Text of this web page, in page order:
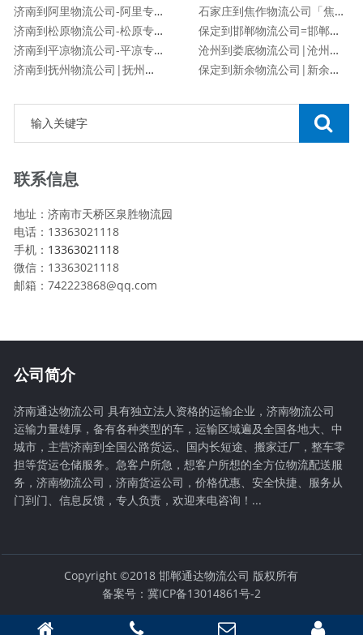
济南到阿里物流公司-阿里专线
济南到松原物流公司-松原专线
济南到平凉物流公司-平凉专线
济南到抚州物流公司|抚州专线
石家庄到焦作物流公司「焦作专线」
保定到邯郸物流公司=邯郸专线
沧州到娄底物流公司|沧州到娄底货运专线
保定到新余物流公司|新余专线
联系信息
地址：济南市天桥区泉胜物流园
电话：13363021118
手机： 13363021118
微信：13363021118
邮箱：742223868@qq.com
公司简介
济南通达物流公司 具有独立法人资格的运输企业，济南物流公司
运输力量雄厚，备有各种类型的车，运输区域遍及全国各地大、中
城市，主营济南到全国公路货运,、国内长短途、搬家迁厂，整车零
担等货运仓储服务。急客户所急，想客户所想的全方位物流配送服
务，济南物流公司，济南货运公司，价格优惠、安全快捷、服务从
门到门、信息反馈，专人负责，欢迎来电咨询！...
Copyright ©2018 邯郸通达物流公司 版权所有
备案号：冀ICP备13014861号-2